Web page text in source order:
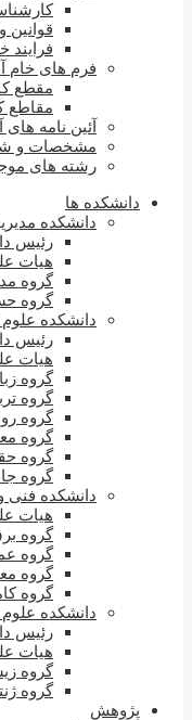
فرایند
فرم های خام
مقطع
مقاطع
آئین نامه
مشخصات و
رشته های
دانشکده ها
دانشکده
رئیس
هیات
گروه
گروه
دانشکده علوم
رئیس
هیات
گروه
گروه
گروه
گروه
گروه
گروه
دانشکده فنی
هیات
گروه
گروه
گروه
گروه
دانشکده
رئیس
هیات
گروه
گروه
پژوهش